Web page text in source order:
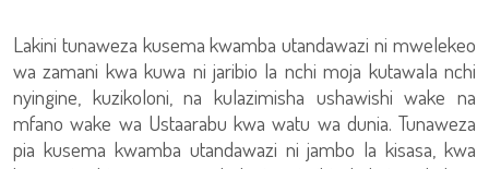
Lakini tunaweza kusema kwamba utandawazi ni mwelekeo
wa zamani kwa kuwa ni jaribio la nchi moja kutawala nchi
nyingine, kuzikoloni, na kulazimisha ushawishi wake na
mfano wake wa Ustaarabu kwa watu wa dunia. Tunaweza
pia kusema kwamba utandawazi ni jambo la kisasa, kwa